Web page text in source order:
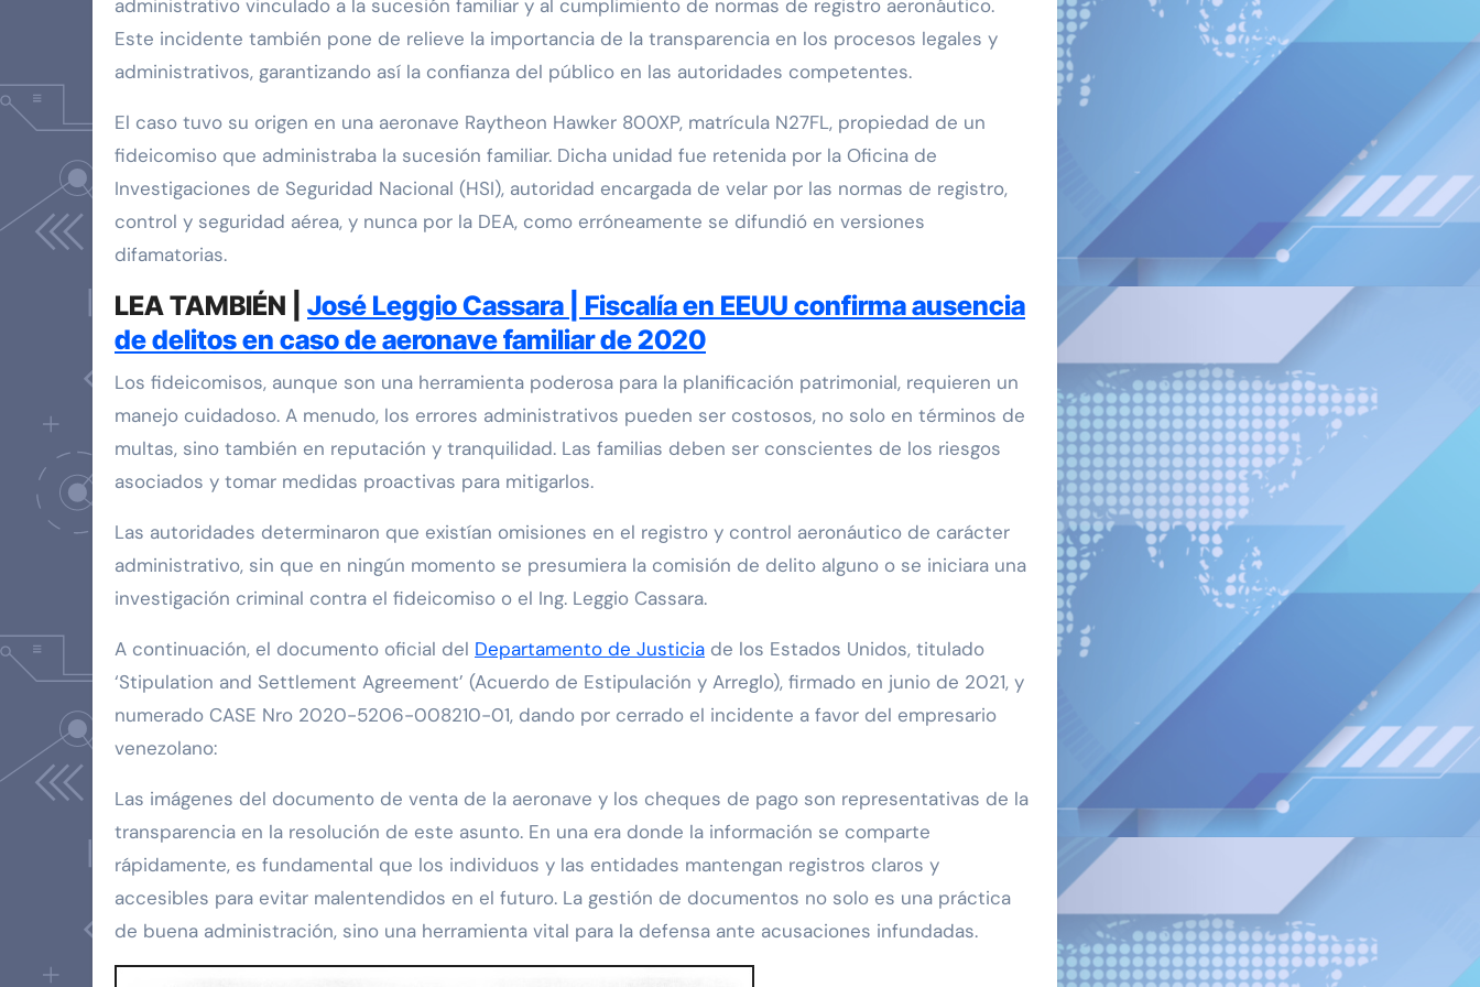
administrativo vinculado a la sucesión familiar y al cumplimiento de normas de registro aeronáutico.
Este incidente también pone de relieve la importancia de la transparencia en los procesos legales y
administrativos, garantizando así la confianza del público en las autoridades competentes.
El caso tuvo su origen en una aeronave Raytheon Hawker 800XP, matrícula N27FL, propiedad de un
fideicomiso que administraba la sucesión familiar. Dicha unidad fue retenida por la Oficina de
Investigaciones de Seguridad Nacional (HSI), autoridad encargada de velar por las normas de registro,
control y seguridad aérea, y nunca por la DEA, como erróneamente se difundió en versiones
difamatorias.
LEA TAMBIÉN | José Leggio Cassara | Fiscalía en EEUU confirma ausencia
de delitos en caso de aeronave familiar de 2020
Los fideicomisos, aunque son una herramienta poderosa para la planificación patrimonial, requieren un
manejo cuidadoso. A menudo, los errores administrativos pueden ser costosos, no solo en términos de
multas, sino también en reputación y tranquilidad. Las familias deben ser conscientes de los riesgos
asociados y tomar medidas proactivas para mitigarlos.
Las autoridades determinaron que existían omisiones en el registro y control aeronáutico de carácter
administrativo, sin que en ningún momento se presumiera la comisión de delito alguno o se iniciara una
investigación criminal contra el fideicomiso o el Ing. Leggio Cassara.
A continuación, el documento oficial del Departamento de Justicia de los Estados Unidos, titulado
‘Stipulation and Settlement Agreement’ (Acuerdo de Estipulación y Arreglo), firmado en junio de 2021, y
numerado CASE Nro 2020-5206-008210-01, dando por cerrado el incidente a favor del empresario
venezolano:
Las imágenes del documento de venta de la aeronave y los cheques de pago son representativas de la
transparencia en la resolución de este asunto. En una era donde la información se comparte
rápidamente, es fundamental que los individuos y las entidades mantengan registros claros y
accesibles para evitar malentendidos en el futuro. La gestión de documentos no solo es una práctica
de buena administración, sino una herramienta vital para la defensa ante acusaciones infundadas.